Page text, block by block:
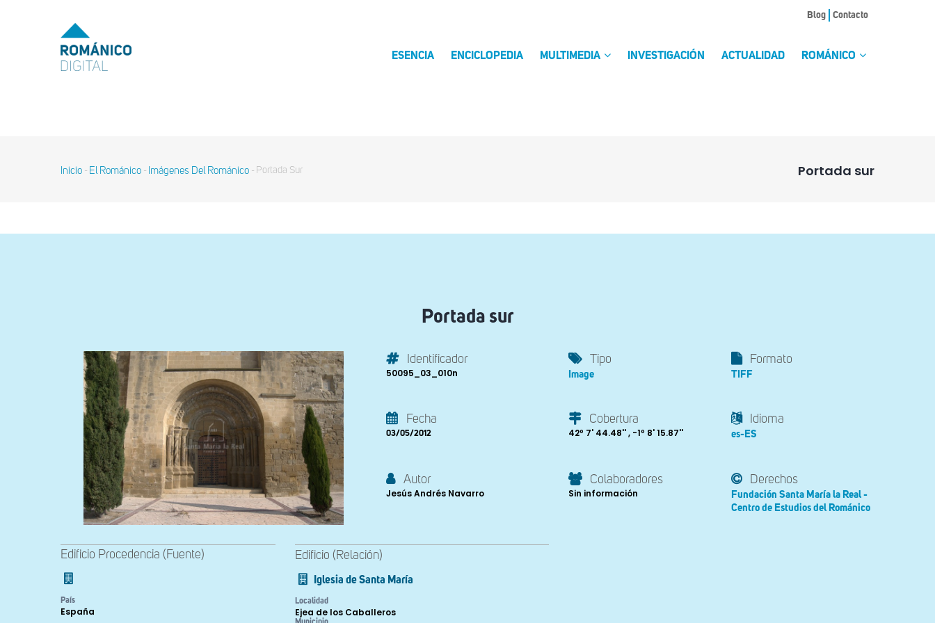
MENU
TOP
Blog Contacto
ESENCIA ENCICLOPEDIA MULTIMEDIA INVESTIGACIÓN ACTUALIDAD ROMÁNICO
Portada sur
Sobrescribir
Inicio - El Románico - Imágenes Del Románico - Portada Sur
Portada sur
Identificador
50095_03_010n
Tipo
Image
Formato
TIFF
Fecha
03/05/2012
Cobertura
42º 7' 44.48'' , -1º 8' 15.87''
Idioma
es-ES
Autor
Jesús Andrés Navarro
Colaboradores
Sin información
Derechos
Fundación Santa María la Real -
Centro de Estudios del Románico
Edificio Procedencia (Fuente)
País
España
Edificio (Relación)
Iglesia de Santa María
Localidad
Ejea de los Caballeros